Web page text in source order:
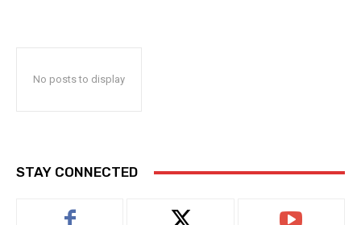
No posts to display
STAY CONNECTED